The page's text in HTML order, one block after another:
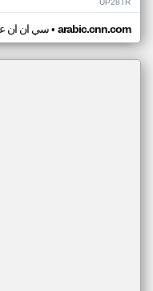
سي ان ان• arabic.cnn.com